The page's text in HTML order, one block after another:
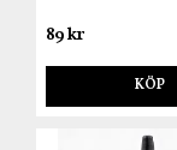
89 kr
KÖP